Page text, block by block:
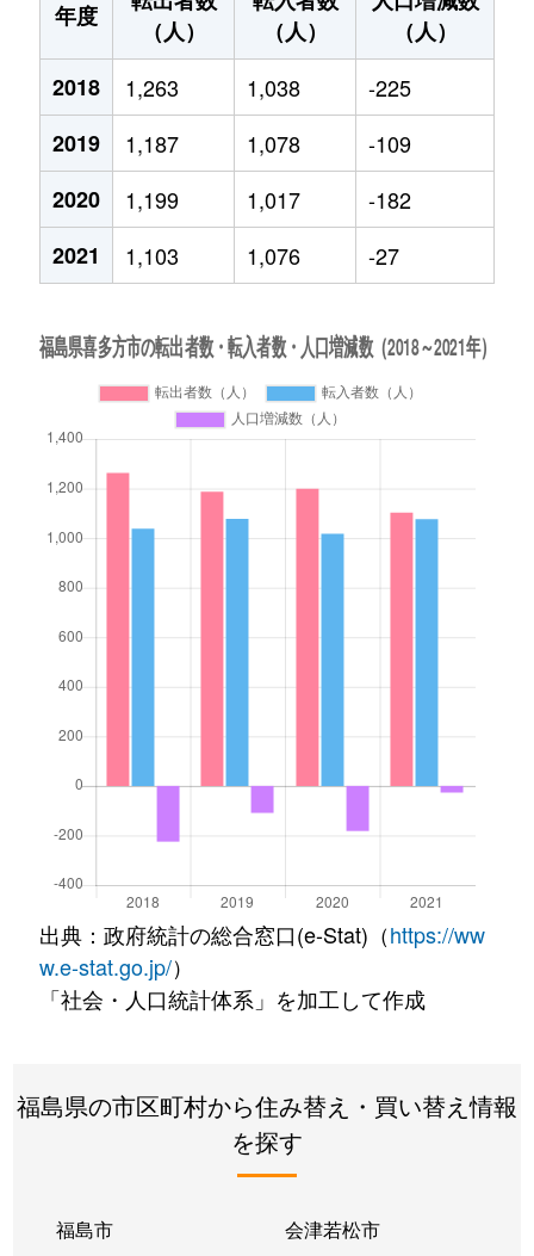
年度
（人）
（人）
（人）
2018
1,263 1,038
-225
2019
1,187 1,078
-109
2020
1,199 1,017
-182
2021
1,103 1,076 -27
出典：政府統計の総合窓口(e-Stat)（https://ww
w.e-stat.go.jp/）
「社会・人口統計体系」を加工して作成
福島県の市区町村から住み替え・買い替え情報
を探す
福島市 会津若松市